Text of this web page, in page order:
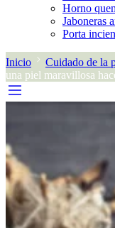
Horno
Jaboneras
Porta
Inicio Cuidado de la
una piel maravillosa